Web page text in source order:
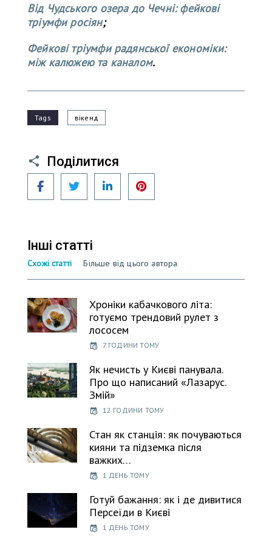
Від Чудського озера до Чечні: фейкові
тріумфи росіян;
Фейкові тріумфи радянської економіки:
між калюжею та каналом.
Tags вікенд
Поділитися
FacebookTwitter LinkedIn
Інші статті
Схожі статті Більше від цього автора
Хроніки кабачкового літа:
готуємо трендовий рулет з
лососем
7 ГОДИНИ ТОМУ
Як нечисть у Києві панувала.
Про що написаний «Лазарус.
Змій»
12 ГОДИНИ ТОМУ
Стан як станція: як почуваються
кияни та підземка після
важких…
1 ДЕНЬ ТОМУ
Готуй бажання: як і де дивитися
Персеїди в Києві
1 ДЕНЬ ТОМУ